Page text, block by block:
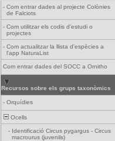
- Com entrar dades al projecte Colònies
de Falciots
- Com utilitzar els codis d'estudi o
projectes
- Com actualitzar la llista d'espècies a
l'app NaturaList
Com entrar dades del SOCC a Ornitho
Recursos sobre els grups taxonòmics
- Orquídies
Ocells
- Identificació Circus pygargus - Circus
macrourus (juvenils)